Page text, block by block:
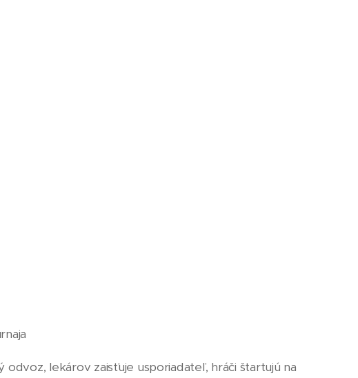
lekárov zaisťuje usporiadateľ, hráči štartujú na